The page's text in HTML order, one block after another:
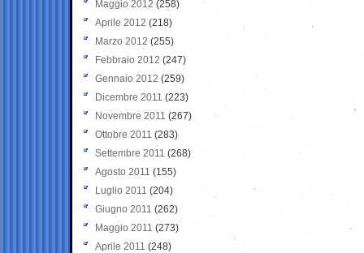
Maggio 2012 (258)
Aprile 2012 (218)
Marzo 2012 (255)
Febbraio 2012 (247)
Gennaio 2012 (259)
Dicembre 2011 (223)
Novembre 2011 (267)
Ottobre 2011 (283)
Settembre 2011 (268)
Agosto 2011 (155)
Luglio 2011 (204)
Giugno 2011 (262)
Maggio 2011 (273)
Aprile 2011 (248)